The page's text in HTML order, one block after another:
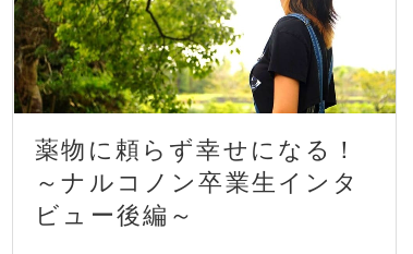
薬物に頼らず幸せになる！
～ナルコノン卒業生インタ
ビュー後編～